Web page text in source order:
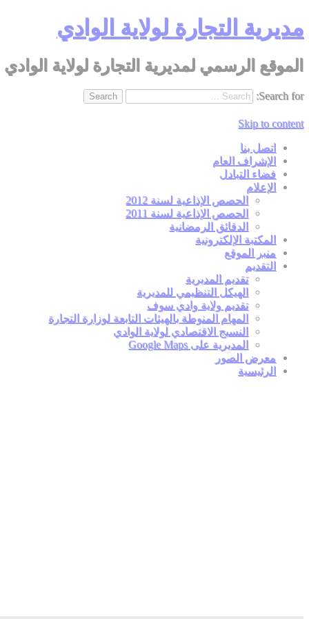
مديرية التجارة لولاية الوادي
الموقع الرسمي لمديرية التجارة لولاية الوادي
Search for:
Skip to content
اتصل بنا
الإشراف العام
فضاء التبادل
الإعلام
الحصص الإذاعية لسنة 2012
الحصص الإذاعية لسنة 2011
الدقائق الرمضانية
المكتبة الإلكترونية
منبر الموقع
التقديم
تقديم المديرية
الهيكل التنظيمي للمديرية
تقديم ولاية وادي سوف
المهام المنوطة بالهيئات التابعة لوزارة التجارة
النسيج الاقتصادي لولاية الوادي
المديرية على Google Maps
معرض الصور
الرئيسية